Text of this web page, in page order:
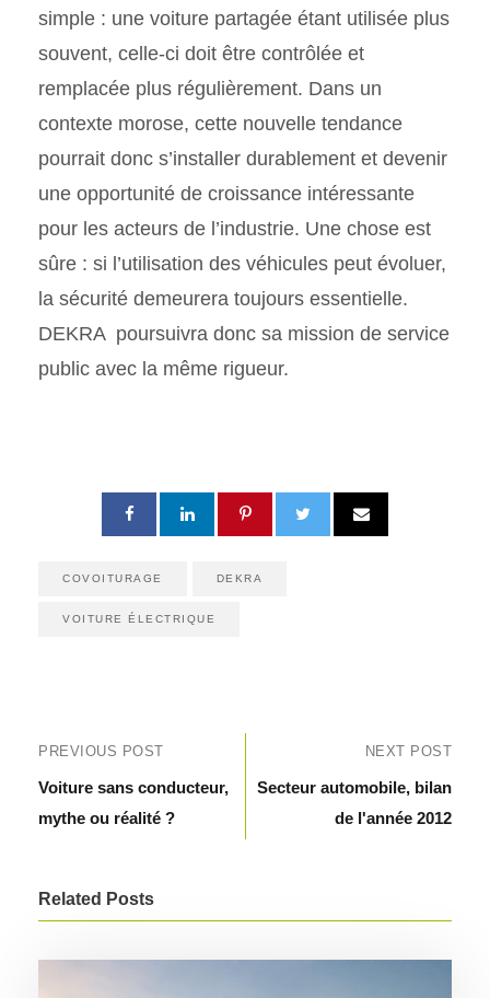
simple : une voiture partagée étant utilisée plus
souvent, celle-ci doit être contrôlée et
remplacée plus régulièrement. Dans un
contexte morose, cette nouvelle tendance
pourrait donc s’installer durablement et devenir
une opportunité de croissance intéressante
pour les acteurs de l’industrie. Une chose est
sûre : si l’utilisation des véhicules peut évoluer,
la sécurité demeurera toujours essentielle.
DEKRA poursuivra donc sa mission de service
public avec la même rigueur.
COVOITURAGE DEKRA
VOITURE ÉLECTRIQUE
PREVIOUS POST
Voiture sans conducteur,
mythe ou réalité ?
NEXT POST
Secteur automobile, bilan
de l'année 2012
Related Posts